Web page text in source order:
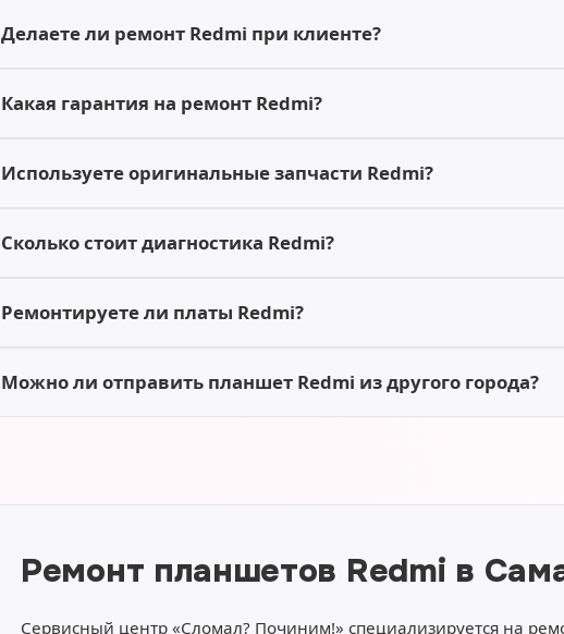
Делаете ли ремонт Redmi при клиенте?
Какая гарантия на ремонт Redmi?
Используете оригинальные запчасти Redmi?
Сколько стоит диагностика Redmi?
Ремонтируете ли платы Redmi?
Можно ли отправить планшет Redmi из другого города?
Ремонт планшетов Redmi в
Сервисный центр «Сломал? Починим!» специализируется на